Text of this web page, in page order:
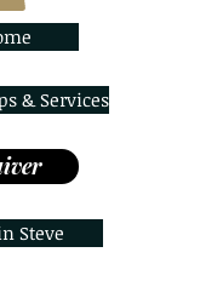
& Services
Steve